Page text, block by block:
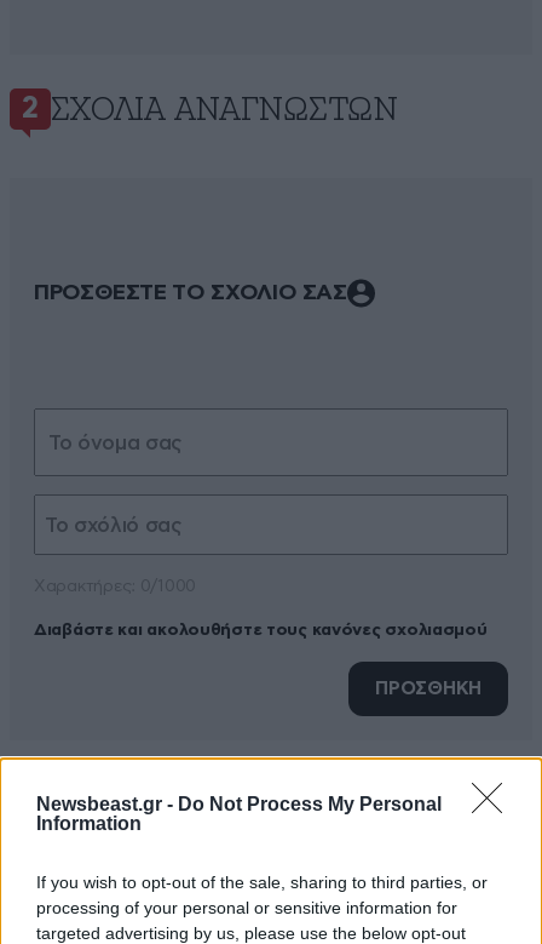
Newsbeast.gr - Do Not Process My Personal
Information
If you wish to opt-out of the sale, sharing to third parties, or
processing of your personal or sensitive information for
targeted advertising by us, please use the below opt-out
2 ΣΧΌΛΙΑ ΑΝΑΓΝΩΣΤΏΝ
ΠΡΟΣΘΕΣΤΕ ΤΟ ΣΧΟΛΙΟ ΣΑΣ
Διαβάστε και ακολουθήστε τους κανόνες σχολιασμού
ΠΡΟΣΘΗΚΗ
Λαμεος 10·06·2026 16:37
κόβουν βόλτες γραβατομένοι με το [...] που
κουβαλάνε παρέα